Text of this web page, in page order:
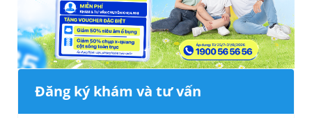
Đăng ký khám và tư vấn